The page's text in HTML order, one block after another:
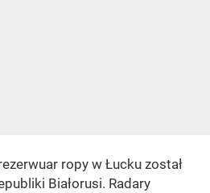
ropy w Łucku został
Białorusi. Radary